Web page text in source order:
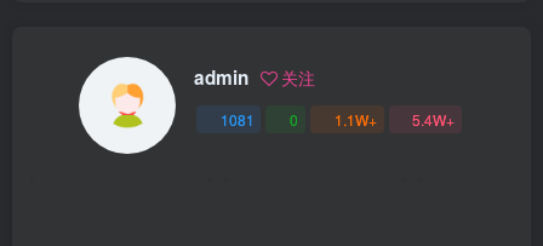
admin 关注
1081 0 1.1W+ 5.4W+